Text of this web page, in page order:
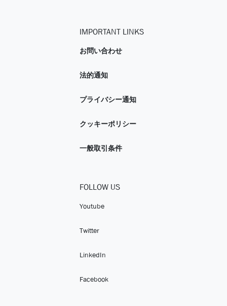
IMPORTANT LINKS
お問い合わせ
法的通知
プライバシー通知
クッキーポリシー
一般取引条件
FOLLOW US
Youtube
Twitter
LinkedIn
Facebook